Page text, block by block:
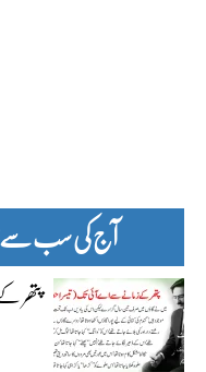
آج کی سب سے